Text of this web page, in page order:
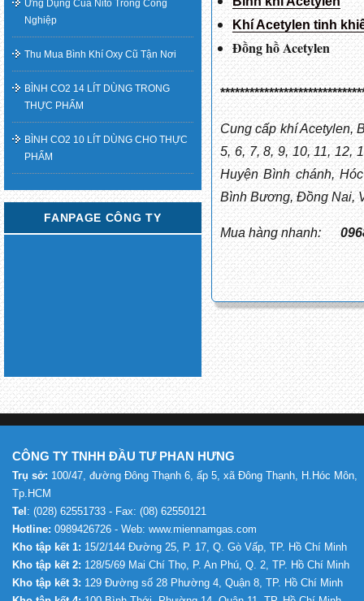
Khí Acetylen tinh
Đồng hồ Acetylen
Cung cấp khí Acetylen,
5, 6, 7, 8, 9, 10, 11, 12,
Huyện Bình chánh,
Bình Bương, Đồng Nai,
Mua hàng nhanh:
Ứng Dụng Của Nito Trong Công
Nghiệp
Thu Mua Bình Khí Oxy Cũ Tận Nơi
BÌNH CO2 14 LÍT DÙNG TRONG
THỰC PHẨM
BÌNH CO2 10 LÍT DÙNG CHO THỰC
PHẨM
FANPAGE CÔNG TY
CÔNG TY TNHH ĐẦU TƯ PHAN HƯNG
Trụ sở: 100/47, đường Đông Thạnh 6, ấp 5, xã Đông Thạnh, H.Hóc Môn,
Tp.HCM
Tel : (028) 62551733 - Fax: (08) 62550121
Hotline: 0989426726 - Web: www.miennamgas.com
Kho tập kết 1: 15/2/144 Đường 25, P. 17, Q. Gò Vấp, TP. Hồ Chí Minh
Kho tập kết 2: 128/5/69 Mai Chí Thọ, P. An Phú, Q. 2, TP. Hồ Chí Minh
Kho tập kết 3: 129 Đường số 28 Phường 4, Quận 8, TP. Hồ Chí Minh